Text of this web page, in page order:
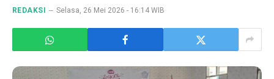
REDAKSI Selasa, 26 Mei 2026 - 16:14 WIB